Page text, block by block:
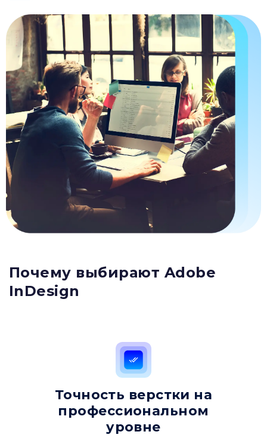
Почему выбирают Adobe
InDesign
Точность верстки на
профессиональном
уровне
Привіт 👋, чим тобі допомогти?
Надіслати повідомлення